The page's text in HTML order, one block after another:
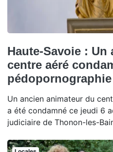
Haute-Savoie : Un
centre aéré
pédopornographie
Un ancien animateur du
a été condamné ce jeudi 6
judiciaire de Thonon-les-